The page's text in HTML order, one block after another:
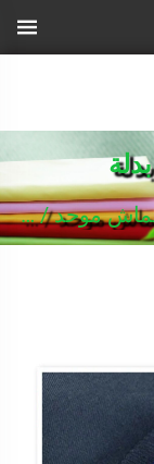
موحد / قماش بدلة